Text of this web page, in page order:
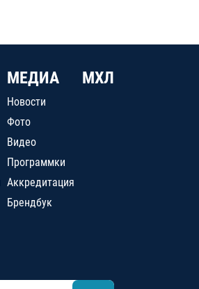
МЕДИА
Новости
Фото
Видео
Программки
Аккредитация
Брендбук
МХЛ